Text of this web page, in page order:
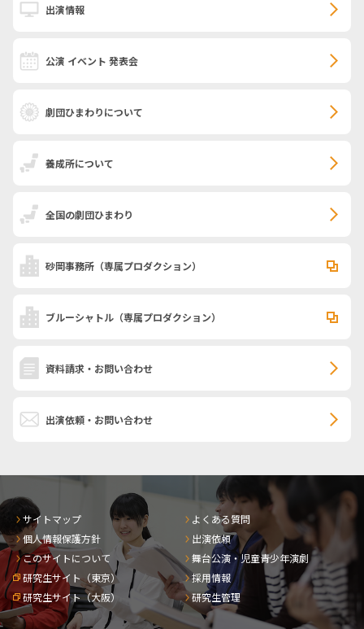
出演情報
公演 イベント 発表会
劇団ひまわりについて
養成所について
全国の劇団ひまわり
砂岡事務所 （専属プロダクション）
ブルーシャトル （専属プロダクション）
資料請求・お問い合わせ
出演依頼・お問い合わせ
サイトマップ
個人情報保護方針
このサイトについて
研究生サイト（東京）
研究生サイト（大阪）
よくある質問
出演依頼
舞台公演・児童青少年演劇
採用情報
研究生管理